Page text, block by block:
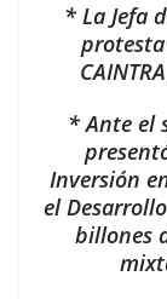
* La Jefa
* Ante el
Inversión
el
billones